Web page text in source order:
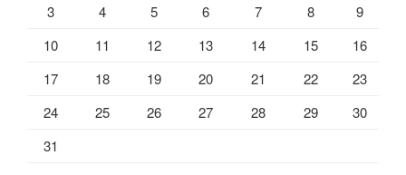
3
4 5 6 7 8
9
10
11 12 13 14 15
16
17
18 19 20 21 22
23
24
25 26 27 28 29
30
31